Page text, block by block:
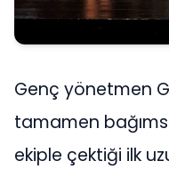
Genç yönetmen
tamamen
ekiple çektiği ilk